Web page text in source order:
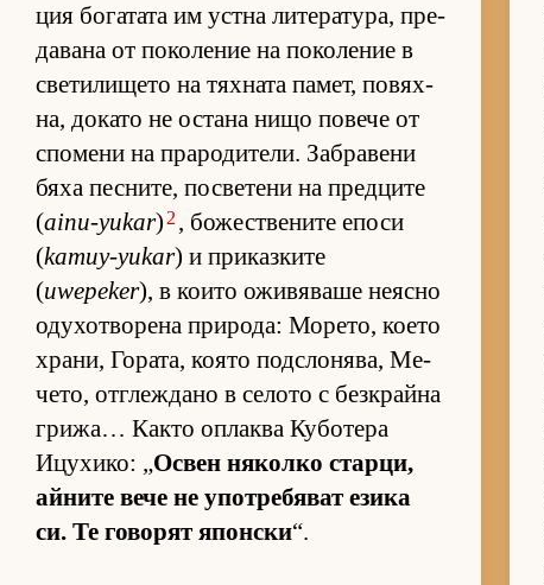
ция бо­га­тата им ус­тна ли­те­ра­ту­ра, пре­
да­вана от по­ко­ле­ние на по­ко­ле­ние в
све­ти­ли­щето на тях­ната па­мет, по­вях­
на, до­като не ос­тана нищо по­вече от
спо­мени на пра­ро­ди­те­ли. Заб­ра­вени
бяха пес­ни­те, пос­ве­тени на пред­ците
(ainu-yukar) 2 , бо­жес­т­ве­ните епоси
(kamuy-yukar) и при­каз­ките
(uwepeker), в ко­ито ожи­вя­ваше не­ясно
оду­хот­во­рена при­ро­да: Мо­ре­то, ко­ето
хра­ни, Го­ра­та, ко­ято под­с­ло­ня­ва, Ме­
че­то, от­г­леж­дано в се­лото с без­к­райна
гри­жа… Както оп­лаква Ку­бо­тера
Ицу­хи­ко: „Ос­вен ня­колко стар­ци,
ай­ните вече не упот­ре­бя­ват езика
си. Те го­во­рят япон­ски“.